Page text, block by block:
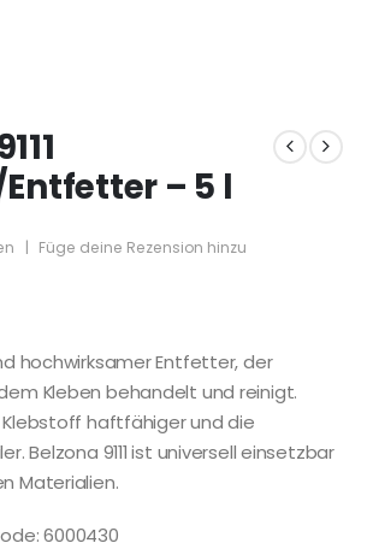
– 5 l
| Füge deine Rezension hinzu
hochwirksamer Entfetter, der
Kleben behandelt und reinigt.
Klebstoff haftfähiger und die
Belzona 9111 ist universell einsetzbar
Materialien.
6000430